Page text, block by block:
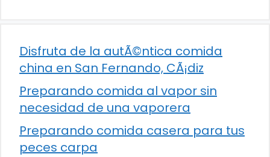
Disfruta de la autÃ©ntica comida
china en San Fernando, CÃ¡diz
Preparando comida al vapor sin
necesidad de una vaporera
Preparando comida casera para tus
peces carpa